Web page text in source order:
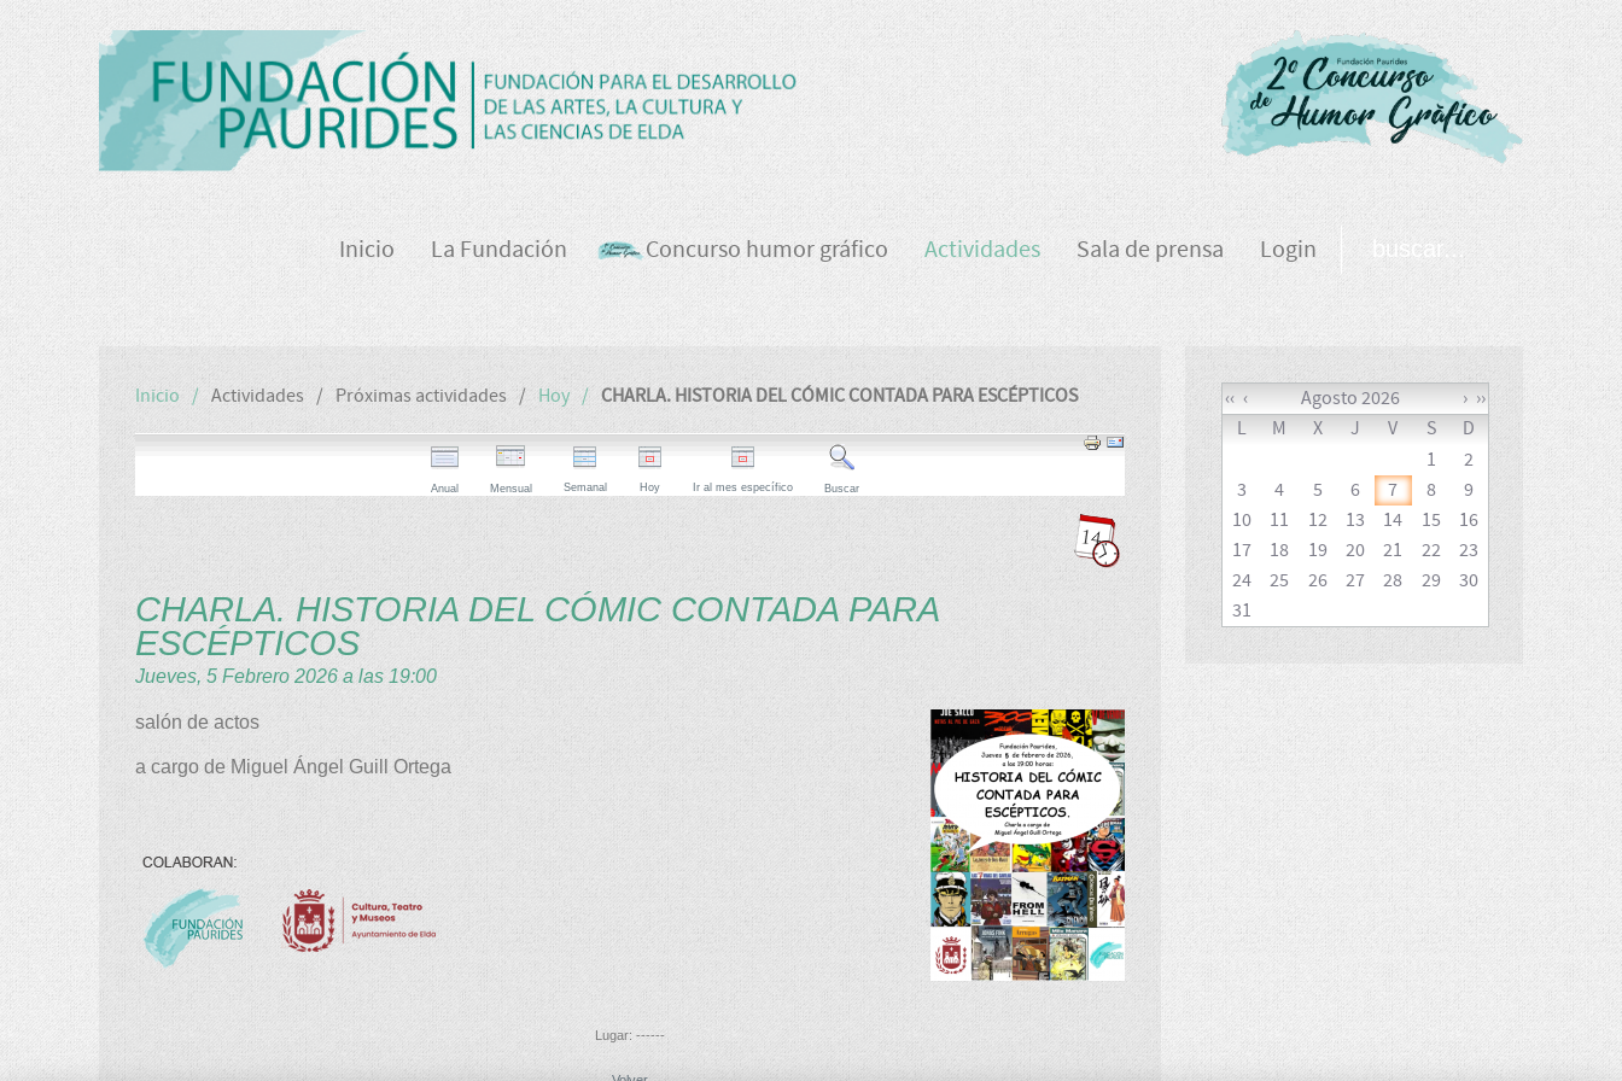
Inicio La Fundación Concurso humor gráfico Actividades Sala de prensa Login
Inicio Actividades Próximas actividades Hoy CHARLA. HISTORIA DEL CÓMIC CONTADA PARA ESCÉPTICOS
Anual Mensual Semanal Hoy Ir al mes específico Buscar
CHARLA. HISTORIA DEL CÓMIC CONTADA PARA
ESCÉPTICOS
Jueves, 5 Febrero 2026 a las 19:00
salón de actos
a cargo de Miguel Ángel Guill Ortega
Lugar: ------
‹‹ ‹ Agosto 2026 ››
›
L
M X J V S
D
1
2
3
4 5 6 7 8
9
10
11 12 13 14 15
16
17
18 19 20 21 22
23
24
25 26 27 28 29
30
31
Events